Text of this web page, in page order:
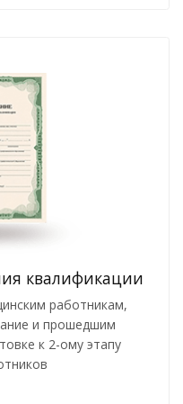
квалификации
работникам,
и прошедшим
к 2-ому этапу